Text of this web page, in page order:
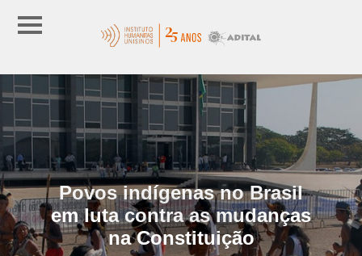
Povos indígenas no Brasil
em luta contra as mudanças
na Constituição